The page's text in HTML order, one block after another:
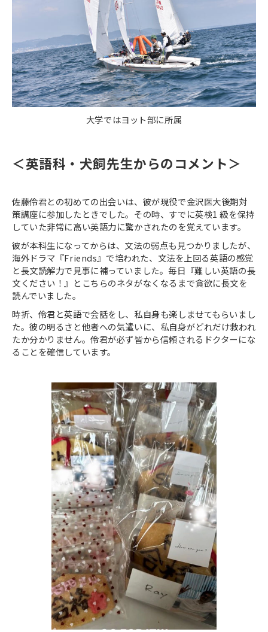
大学ではヨット部に所属
＜英語科・犬飼先生からのコメント＞
佐藤伶君との初めての出会いは、彼が現役で金沢医大後期対
策講座に参加したときでした。その時、すでに英検1 級を保持
していた非常に高い英語力に驚かされたのを覚えています。
彼が本科生になってからは、文法の弱点も見つかりましたが、
海外ドラマ『Friends』で培われた、文法を上回る英語の感覚
と⾧文読解力で見事に補っていました。毎日『難しい英語の⾧
文ください！』とこちらのネタがなくなるまで貪欲に⾧文を
読んでいました。
時折、伶君と英語で会話をし、私自身も楽しませてもらいまし
た。彼の明るさと他者への気遣いに、私自身がどれだけ救われ
たか分かりません。伶君が必ず皆から信頼されるドクターにな
ることを確信しています。